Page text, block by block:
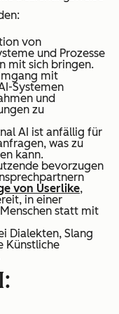
von
und Prozesse
mit sich bringen.
mit
Systemen
und
zu
AI ist anfällig für
was zu
kann.
bevorzugen
von Userlike,
in einer
statt mit
Dialekten, Slang
Künstliche